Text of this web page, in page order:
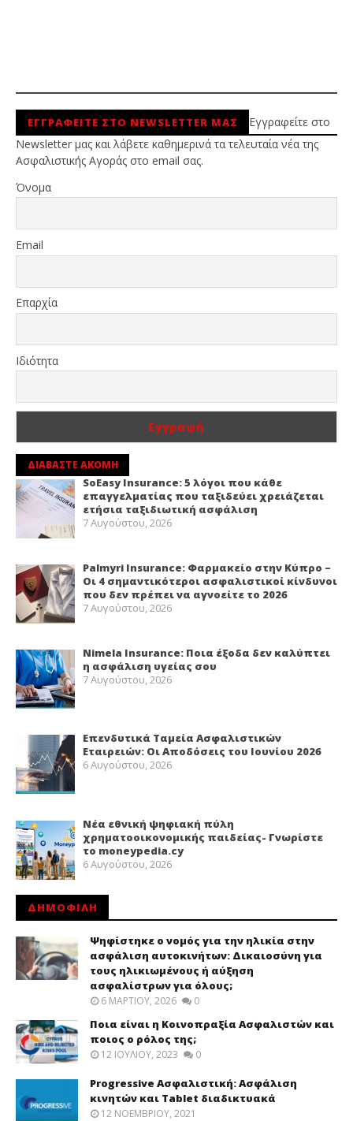
ΕΓΓΡΑΦΕΙΤΕ ΣΤΟ NEWSLETTER ΜΑΣ
Εγγραφείτε στο
Newsletter μας και λάβετε καθημερινά τα τελευταία νέα της
Ασφαλιστικής Αγοράς στο email σας.
Όνομα
Email
Επαρχία
Ιδιότητα
ΔΙΑΒΑΣΤΕ ΑΚΟΜΗ
SoEasy Insurance: 5 λόγοι που κάθε
επαγγελματίας που ταξιδεύει χρειάζεται
ετήσια ταξιδιωτική ασφάλιση
7 Αυγούστου, 2026
Palmyri Insurance: Φαρμακείο στην Κύπρο –
Οι 4 σημαντικότεροι ασφαλιστικοί κίνδυνοι
που δεν πρέπει να αγνοείτε το 2026
7 Αυγούστου, 2026
Nimela Insurance: Ποια έξοδα δεν καλύπτει
η ασφάλιση υγείας σου
7 Αυγούστου, 2026
Επενδυτικά Ταμεία Ασφαλιστικών
Εταιρειών: Οι Αποδόσεις του Ιουνίου 2026
6 Αυγούστου, 2026
Νέα εθνική ψηφιακή πύλη
χρηματοοικονομικής παιδείας- Γνωρίστε
το moneypedia.cy
6 Αυγούστου, 2026
ΔΗΜΟΦΙΛΗ
Ψηφίστηκε ο νομός για την ηλικία στην
ασφάλιση αυτοκινήτων: Δικαιοσύνη για
τους ηλικιωμένους ή αύξηση
ασφαλίστρων για όλους;
6 ΜΑΡΤΊΟΥ, 2026 0
Ποια είναι η Κοινοπραξία Ασφαλιστών και
ποιος ο ρόλος της;
12 ΙΟΥΛΊΟΥ, 2023 0
Progressive Ασφαλιστική: Ασφάλιση
κινητών και Tablet διαδικτυακά
12 ΝΟΕΜΒΡΊΟΥ, 2021